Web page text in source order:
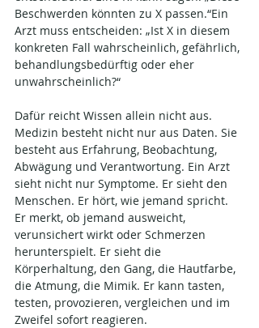
Beschwerden könnten zu X passen.“Ein
Arzt muss entscheiden: „Ist X in diesem
konkreten Fall wahrscheinlich, gefährlich,
behandlungsbedürftig oder eher
unwahrscheinlich?“
Dafür reicht Wissen allein nicht aus.
Medizin besteht nicht nur aus Daten. Sie
besteht aus Erfahrung, Beobachtung,
Abwägung und Verantwortung. Ein Arzt
sieht nicht nur Symptome. Er sieht den
Menschen. Er hört, wie jemand spricht.
Er merkt, ob jemand ausweicht,
verunsichert wirkt oder Schmerzen
herunterspielt. Er sieht die
Körperhaltung, den Gang, die Hautfarbe,
die Atmung, die Mimik. Er kann tasten,
testen, provozieren, vergleichen und im
Zweifel sofort reagieren.